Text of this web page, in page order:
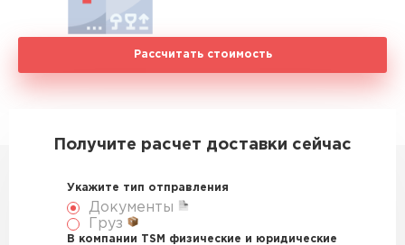
Рассчитать стоимость
Получите расчет доставки сейчас
Укажите тип отправления
Документы
Груз
В компании TSM физические и юридические